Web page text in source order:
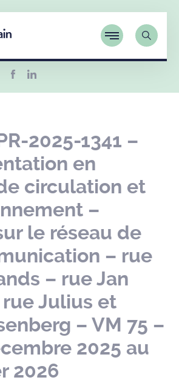
2025-1341 –
en
circulation et
–
le réseau de
– rue
– rue Jan
Julius et
– VM 75 –
2025 au
2026